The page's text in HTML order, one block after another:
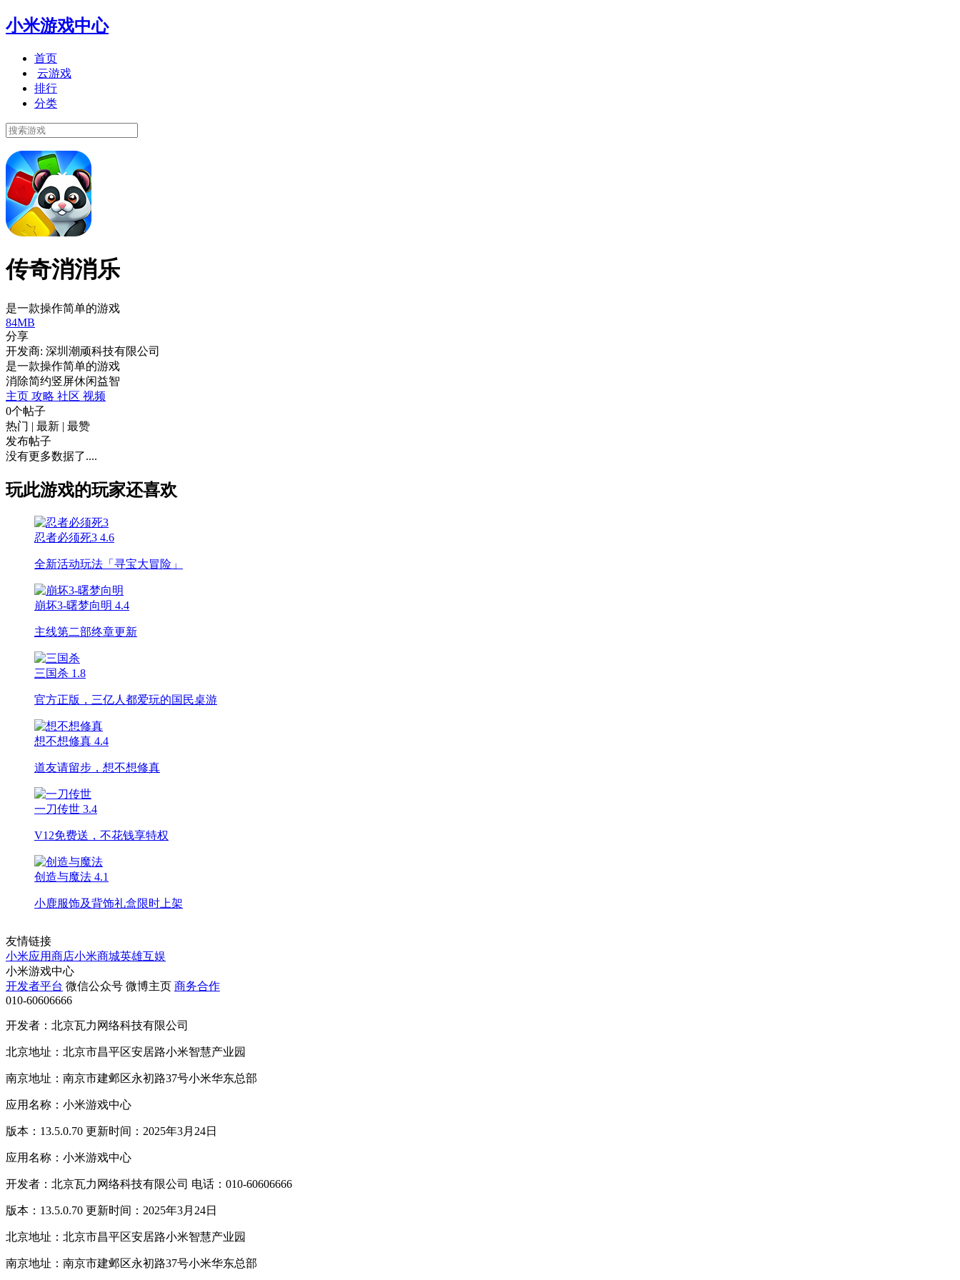
小米游戏中心
首页
云游戏
排行
分类
传奇消消乐
是一款操作简单的游戏
84MB
分享
开发商: 深圳潮顽科技有限公司
是一款操作简单的游戏
消除简约竖屏休闲益智
主页 攻略 社区 视频
0个帖子
热门 | 最新 | 最赞
发布帖子
没有更多数据了....
玩此游戏的玩家还喜欢
忍者必须死3 4.6
全新活动玩法「寻宝大冒险」
崩坏3-曙梦向明 4.4
主线第二部终章更新
三国杀 1.8
官方正版，三亿人都爱玩的国民桌游
想不想修真 4.4
道友请留步，想不想修真
一刀传世 3.4
V12免费送，不花钱享特权
创造与魔法 4.1
小鹿服饰及背饰礼盒限时上架
友情链接
小米应用商店小米商城英雄互娱
小米游戏中心
开发者平台 微信公众号 微博主页 商务合作
010-60606666
开发者：北京瓦力网络科技有限公司
北京地址：北京市昌平区安居路小米智慧产业园
南京地址：南京市建邺区永初路37号小米华东总部
应用名称：小米游戏中心
版本：13.5.0.70 更新时间：2025年3月24日
应用名称：小米游戏中心
开发者：北京瓦力网络科技有限公司 电话：010-60606666
版本：13.5.0.70 更新时间：2025年3月24日
北京地址：北京市昌平区安居路小米智慧产业园
南京地址：南京市建邺区永初路37号小米华东总部